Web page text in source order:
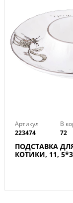
Артикул
223474
В
72
ПОДСТАВКА
КОТИКИ, 11,